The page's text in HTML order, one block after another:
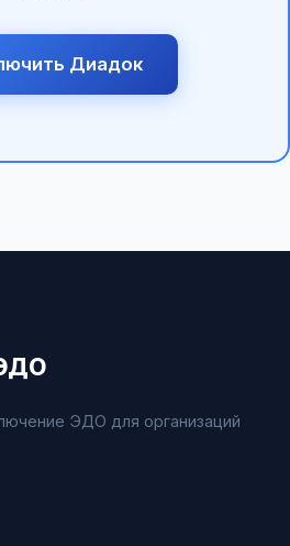
Диадок
ЭДО для организаций